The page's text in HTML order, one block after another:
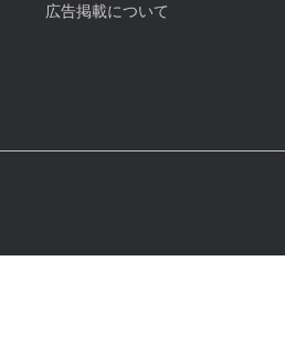
広告掲載について